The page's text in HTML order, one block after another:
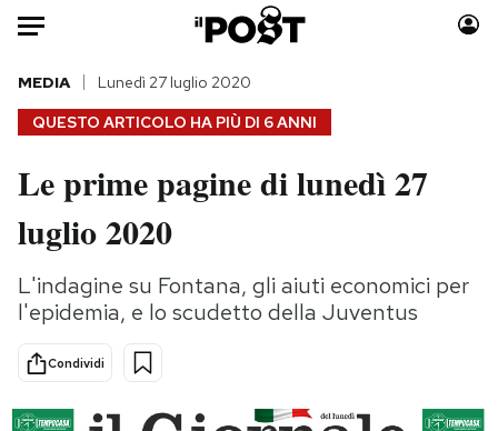
HOME
Italia
Politica
Tecnologia
Internet
Scienza
Cultura
Economia
Moda
Storie/Idee
Ok Boomer!
Altrecose
QUESTO ARTICOLO HA PIÙ DI 6 ANNI
MEDIA Lunedì 27 luglio 2020
Le prime pagine di lunedì 27
luglio 2020
L'indagine su Fontana, gli aiuti economici per
l'epidemia, e lo scudetto della Juventus
Condividi